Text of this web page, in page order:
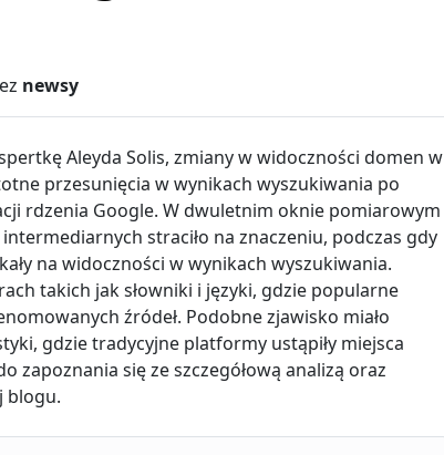
newsy
Aleyda Solis, zmiany w widoczności domen w
przesunięcia w wynikach wyszukiwania po
rdzenia Google. W dwuletnim oknie pomiarowym
straciło na znaczeniu, podczas gdy
na widoczności w wynikach wyszukiwania.
takich jak słowniki i języki, gdzie popularne
źródeł. Podobne zjawisko miało
gdzie tradycyjne platformy ustąpiły miejsca
zapoznania się ze szczegółową analizą oraz
blogu.